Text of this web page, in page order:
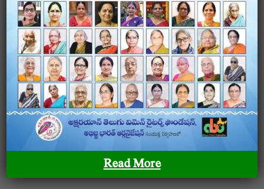
అక్షరయాన్ – తెలుగు మహిళా రచయితల ఫౌండేషన్ అక్షరయాన్ –
తెలుగు మహిళా రచయితల ఫౌండేషన్ అక్షరయాన్ – తెలుగు
మహిళా రచయితల ఫౌండేషన్
OUR SITEMAP
LOCATION Read More